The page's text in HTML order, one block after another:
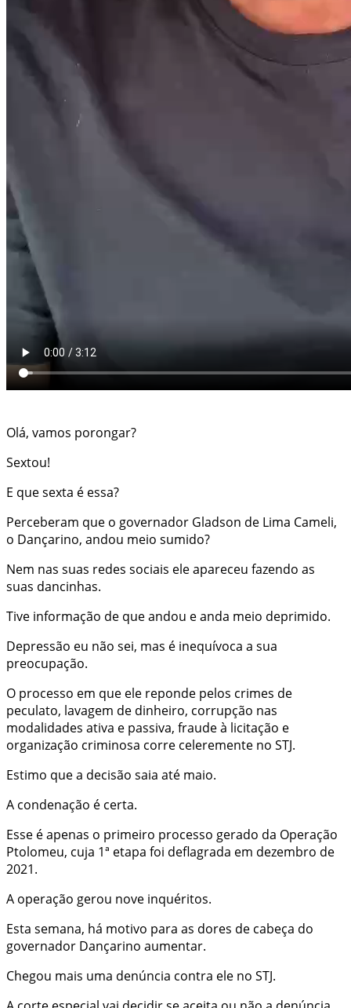
Olá, vamos porongar?
Sextou!
E que sexta é essa?
Perceberam que o governador Gladson de Lima Cameli,
o Dançarino, andou meio sumido?
Nem nas suas redes sociais ele apareceu fazendo as
suas dancinhas.
Tive informação de que andou e anda meio deprimido.
Depressão eu não sei, mas é inequívoca a sua
preocupação.
O processo em que ele reponde pelos crimes de
peculato, lavagem de dinheiro, corrupção nas
modalidades ativa e passiva, fraude à licitação e
organização criminosa corre celeremente no STJ.
Estimo que a decisão saia até maio.
A condenação é certa.
Esse é apenas o primeiro processo gerado da Operação
Ptolomeu, cuja 1ª etapa foi deflagrada em dezembro de
2021.
A operação gerou nove inquéritos.
Esta semana, há motivo para as dores de cabeça do
governador Dançarino aumentar.
Chegou mais uma denúncia contra ele no STJ.